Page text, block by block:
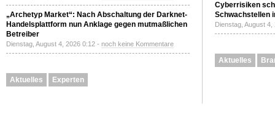
„Archetyp Market“: Nach Abschaltung der Darknet-
Handelsplattform nun Anklage gegen mutmaßlichen
Betreiber
Dienstag, August 4, 2026 0:12 - noch keine Kommentare
Aktuelles Experten
Cyberrisiken
Schwachstellen
Dienstag, August
Aktuelles